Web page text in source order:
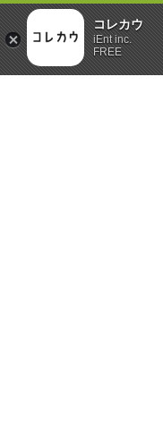
コレカウ
iEnt inc.
FREE